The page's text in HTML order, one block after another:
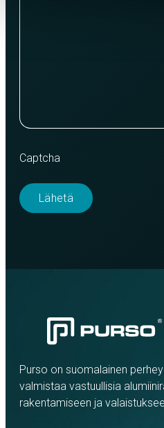
Captcha
Purso on suomalainen
valmistaa vastuullisia
rakentamiseen ja